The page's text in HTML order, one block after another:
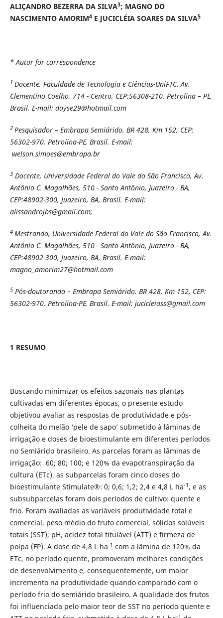
ALIÇANDRO BEZERRA DA SILVA3; MAGNO DO
NASCIMENTO AMORIM4E JUCICLÉIA SOARES DA SILVA5
* Autor for correspondence
1 Docente, Faculdade de Tecnologia e Ciências-UniFTC. Av.
Clementino Coelho, 714 - Centro, CEP:56308-210, Petrolina – PE,
Brasil. E-mail: dayse29@hotmail.com
2 Pesquisador – Embrapa Semiárido. BR 428, Km 152, CEP:
56302-970, Petrolina-PE, Brasil. E-mail:
welson.simoes@embrapa.br
3Docente, Universidade Federal do Vale do São Francisco, Av.
Antônio C. Magalhães, 510 - Santo Antônio, Juazeiro - BA,
CEP:48902-300, Juazeiro, BA, Brasil. E-mail:
alissandrojbs@gmail.com;
4 Mestrando, Universidade Federal do Vale do São Francisco, Av.
Antônio C. Magalhães, 510 - Santo Antônio, Juazeiro - BA,
CEP:48902-300, Juazeiro, BA, Brasil. E-mail:
magno_amorim27@hotmail.com
5 Pós-doutoranda – Embrapa Semiárido. BR 428, Km 152, CEP:
56302-970, Petrolina-PE, Brasil. E-mail: jucicleiass@gmail.com
1 RESUMO
Buscando minimizar os efeitos sazonais nas plantas
cultivadas em diferentes épocas, o presente estudo
objetivou avaliar as respostas de produtividade e pós-
colheita do melão ‘pele de sapo’ submetido à lâminas de
irrigação e doses de bioestimulante em diferentes períodos
no Semiárido brasileiro. As parcelas foram as lâminas de
irrigação: 60; 80; 100; e 120% da evapotranspiração da
cultura (ETc), as subparcelas foram cinco doses do
bioestimulante Stimulate®: 0; 0,6; 1,2; 2,4 e 4,8 L ha-1 , e as
subsubparcelas foram dois períodos de cultivo: quente e
frio. Foram avaliadas as variáveis produtividade total e
comercial, peso médio do fruto comercial, sólidos solúveis
totais (SST), pH, acidez total titulável (ATT) e firmeza de
polpa (FP). A dose de 4,8 L ha-1 com a lâmina de 120% da
ETc, no período quente, promoveram melhores condições
de desenvolvimento e, consequentemente, um maior
incremento na produtividade quando comparado com o
período frio do semiárido brasileiro. A qualidade dos frutos
foi influenciada pelo maior teor de SST no período quente e
-1